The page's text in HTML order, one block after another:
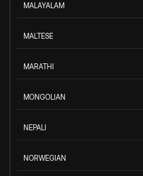
MALAYALAM
MALTESE
MARATHI
MONGOLIAN
NEPALI
NORWEGIAN